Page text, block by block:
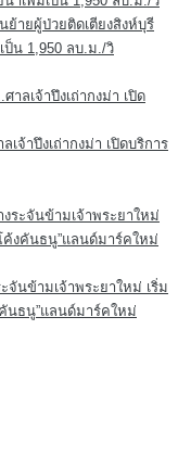
ย้ายผู้ป่วยติดเตียงสิงห์บุรี
ป็น 1,950 ลบ.ม./วิ
จ้าปึงเถ่ากงม่า เปิดบริการ
จันข้ามเจ้าพระยาใหม่ เริ่ม
นธนู”แลนด์มาร์คใหม่